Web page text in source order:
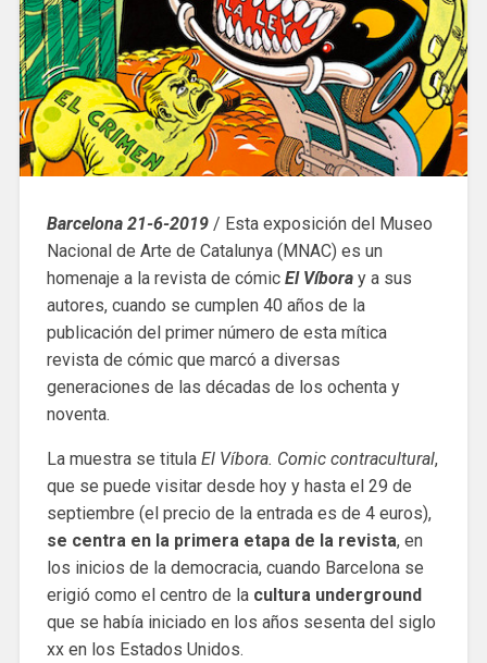
Barcelona 21-6-2019/ Esta exposición del Museo
Nacional de Arte de Catalunya (MNAC) es un
homenaje a la revista de cómic El Víboray a sus
autores, cuando se cumplen 40 años de la
publicación del primer número de esta mítica
revista de cómic que marcó a diversas
generaciones de las décadas de los ochenta y
noventa.
La muestra se titula El Víbora. Comic contracultural,
que se puede visitar desde hoy y hasta el 29 de
septiembre (el precio de la entrada es de 4 euros),
se centra en la primera etapa de la revista, en
los inicios de la democracia, cuando Barcelona se
erigió como el centro de la cultura underground
que se había iniciado en los años sesenta del siglo
xx en los Estados Unidos.